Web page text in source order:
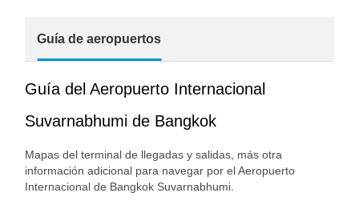
Guía de aeropuertos
Guía del Aeropuerto Internacional
Suvarnabhumi de Bangkok
Mapas del terminal de llegadas y salidas, más otra
información adicional para navegar por el Aeropuerto
Internacional de Bangkok Suvarnabhumi.